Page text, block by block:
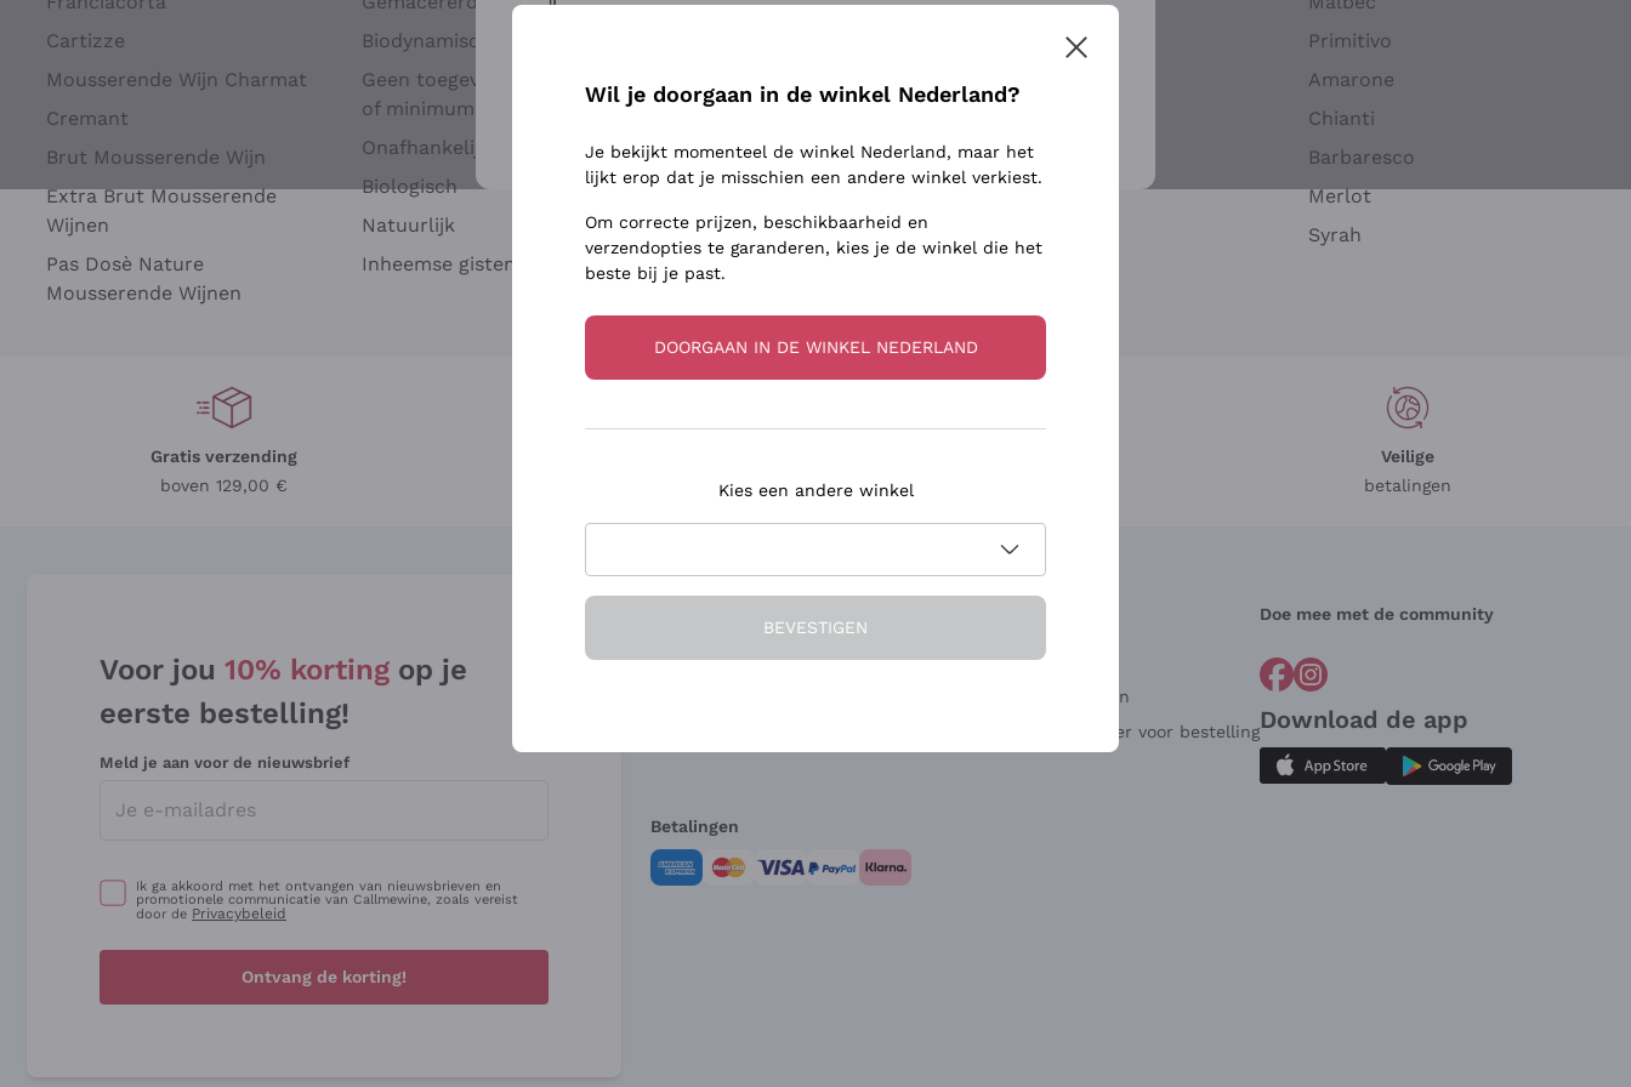
Cartizze
Mousserende Wijn Charmat
Cremant
Brut Mousserende Wijn
Extra Brut Mousserende
Wijnen
Pas Dosè Nature
Mousserende Wijnen
Biodynamisch
Geen toegevoegde sulfieten
of minimum
Onafhankelijke Wijnbouwers
Biologisch
Natuurlijk
Inheemse gisten
Argiolas
Ca' dei Frati
Chardonnay
Sauvignon
Primitivo
Amarone
Chianti
Barbaresco
Merlot
Syrah
Gratis verzending
boven 129,00 €
Veilige
betalingen
Voor jou 10% korting op je
eerste bestelling!
Meld je aan voor de nieuwsbrief
Ik ga akkoord met het ontvangen van nieuwsbrieven en
promotionele communicatie van Callmewine, zoals vereist
door de Privacybeleid
Ontvang de korting!
Over ons
Klantenservice
Verkoopvoorwaarden
Herroepingsformulier voor bestelling
Doe mee met de community
Download de app
Betalingen
Voor meer informatie, lees onzePrivacybeleid
Wil je doorgaan in de winkel Nederland?
Je bekijkt momenteel de winkel Nederland, maar het
lijkt erop dat je misschien een andere winkel verkiest.
Om correcte prijzen, beschikbaarheid en
verzendopties te garanderen, kies je de winkel die het
beste bij je past.
DOORGAAN IN DE WINKEL NEDERLAND
Kies een andere winkel
BEVESTIGEN